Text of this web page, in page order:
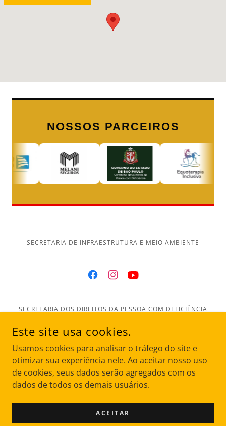
SECRETARIA DE INFRAESTRUTURA E MEIO AMBIENTE
SECRETARIA DOS DIREITOS DA PESSOA COM DEFICIÊNCIA
Página inicial
Sobre
Parceiros
Nossa Equipe
Transparência
Este site usa cookies.
Usamos cookies para analisar o tráfego do site e
otimizar sua experiência nele. Ao aceitar nosso uso
de cookies, seus dados serão agregados com os
dados de todos os demais usuários.
ACEITAR